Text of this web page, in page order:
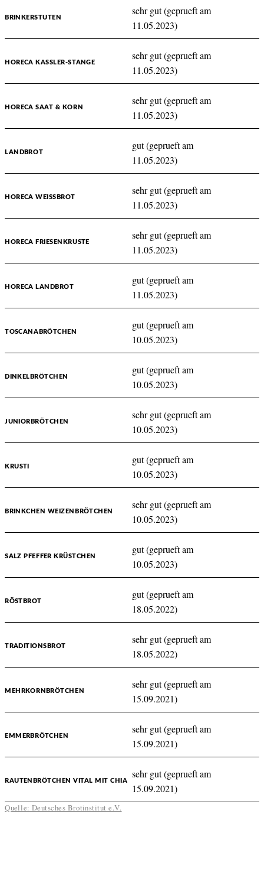
BRINKERSTUTEN
sehr gut (geprueft am
11.05.2023)
HORECA KASSLER-STANGE
sehr gut (geprueft am
11.05.2023)
HORECA SAAT & KORN
sehr gut (geprueft am
11.05.2023)
LANDBROT
gut (geprueft am
11.05.2023)
HORECA WEISSBROT
sehr gut (geprueft am
11.05.2023)
HORECA FRIESENKRUSTE
sehr gut (geprueft am
11.05.2023)
HORECA LANDBROT
gut (geprueft am
11.05.2023)
TOSCANABRÖTCHEN
gut (geprueft am
10.05.2023)
DINKELBRÖTCHEN
gut (geprueft am
10.05.2023)
JUNIORBRÖTCHEN
sehr gut (geprueft am
10.05.2023)
KRUSTI
gut (geprueft am
10.05.2023)
BRINKCHEN WEIZENBRÖTCHEN
sehr gut (geprueft am
10.05.2023)
SALZ PFEFFER KRÜSTCHEN
gut (geprueft am
10.05.2023)
RÖSTBROT
gut (geprueft am
18.05.2022)
TRADITIONSBROT
sehr gut (geprueft am
18.05.2022)
MEHRKORNBRÖTCHEN
sehr gut (geprueft am
15.09.2021)
EMMERBRÖTCHEN
sehr gut (geprueft am
15.09.2021)
RAUTENBRÖTCHEN VITAL MIT CHIA
sehr gut (geprueft am
15.09.2021)
Quelle: Deutsches Brotinstitut e.V.